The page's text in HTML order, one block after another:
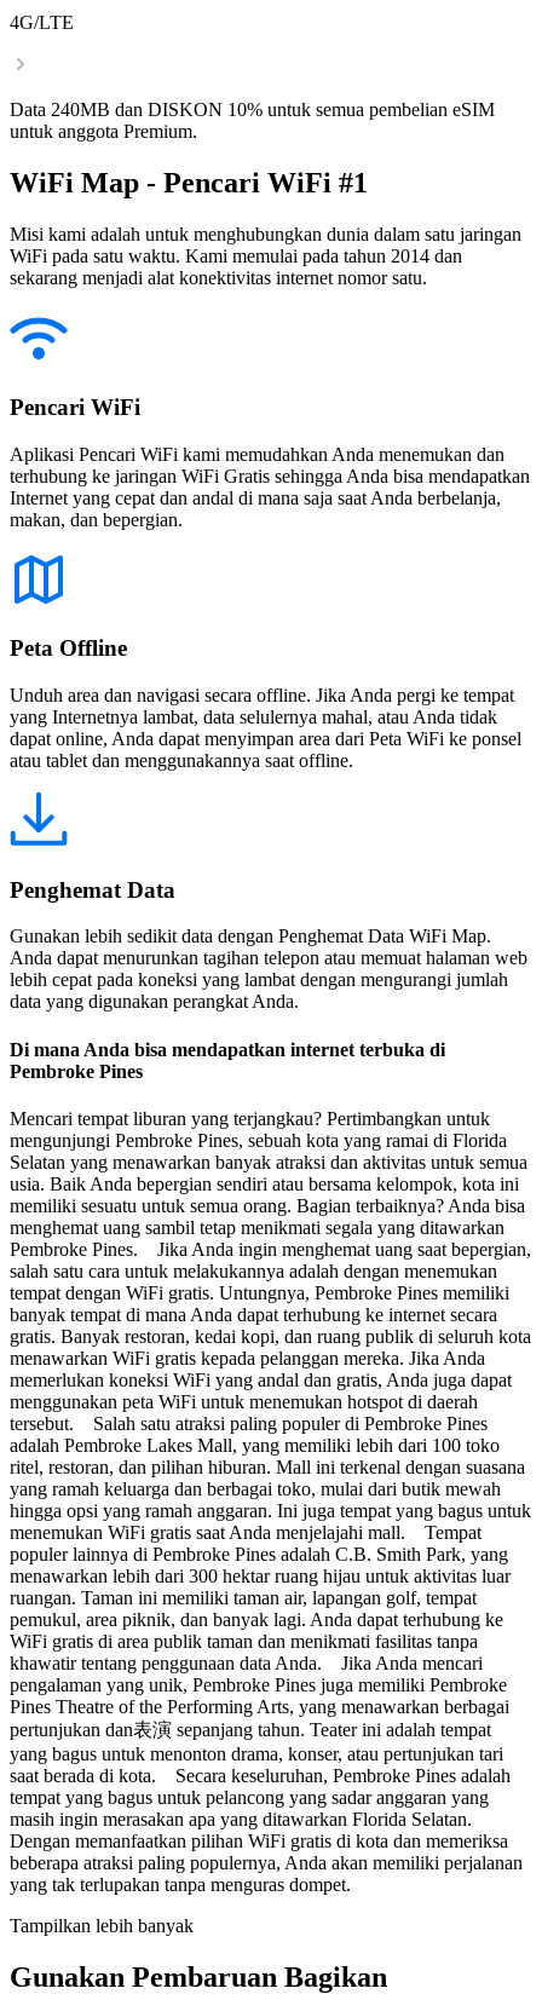
4G/LTE
Data 240MB dan DISKON 10% untuk semua pembelian eSIM
untuk anggota Premium.
WiFi Map - Pencari WiFi #1
Misi kami adalah untuk menghubungkan dunia dalam satu jaringan
WiFi pada satu waktu. Kami memulai pada tahun 2014 dan
sekarang menjadi alat konektivitas internet nomor satu.
Pencari WiFi
Aplikasi Pencari WiFi kami memudahkan Anda menemukan dan
terhubung ke jaringan WiFi Gratis sehingga Anda bisa mendapatkan
Internet yang cepat dan andal di mana saja saat Anda berbelanja,
makan, dan bepergian.
Peta Offline
Unduh area dan navigasi secara offline. Jika Anda pergi ke tempat
yang Internetnya lambat, data selulernya mahal, atau Anda tidak
dapat online, Anda dapat menyimpan area dari Peta WiFi ke ponsel
atau tablet dan menggunakannya saat offline.
Penghemat Data
Gunakan lebih sedikit data dengan Penghemat Data WiFi Map.
Anda dapat menurunkan tagihan telepon atau memuat halaman web
lebih cepat pada koneksi yang lambat dengan mengurangi jumlah
data yang digunakan perangkat Anda.
Di mana Anda bisa mendapatkan internet terbuka di
Pembroke Pines
Mencari tempat liburan yang terjangkau? Pertimbangkan untuk
mengunjungi Pembroke Pines, sebuah kota yang ramai di Florida
Selatan yang menawarkan banyak atraksi dan aktivitas untuk semua
usia. Baik Anda bepergian sendiri atau bersama kelompok, kota ini
memiliki sesuatu untuk semua orang. Bagian terbaiknya? Anda bisa
menghemat uang sambil tetap menikmati segala yang ditawarkan
Pembroke Pines. Jika Anda ingin menghemat uang saat bepergian,
salah satu cara untuk melakukannya adalah dengan menemukan
tempat dengan WiFi gratis. Untungnya, Pembroke Pines memiliki
banyak tempat di mana Anda dapat terhubung ke internet secara
gratis. Banyak restoran, kedai kopi, dan ruang publik di seluruh kota
menawarkan WiFi gratis kepada pelanggan mereka. Jika Anda
memerlukan koneksi WiFi yang andal dan gratis, Anda juga dapat
menggunakan peta WiFi untuk menemukan hotspot di daerah
tersebut. Salah satu atraksi paling populer di Pembroke Pines
adalah Pembroke Lakes Mall, yang memiliki lebih dari 100 toko
ritel, restoran, dan pilihan hiburan. Mall ini terkenal dengan suasana
yang ramah keluarga dan berbagai toko, mulai dari butik mewah
hingga opsi yang ramah anggaran. Ini juga tempat yang bagus untuk
menemukan WiFi gratis saat Anda menjelajahi mall. Tempat
populer lainnya di Pembroke Pines adalah C.B. Smith Park, yang
menawarkan lebih dari 300 hektar ruang hijau untuk aktivitas luar
ruangan. Taman ini memiliki taman air, lapangan golf, tempat
pemukul, area piknik, dan banyak lagi. Anda dapat terhubung ke
WiFi gratis di area publik taman dan menikmati fasilitas tanpa
khawatir tentang penggunaan data Anda. Jika Anda mencari
pengalaman yang unik, Pembroke Pines juga memiliki Pembroke
Pines Theatre of the Performing Arts, yang menawarkan berbagai
pertunjukan dan表演 sepanjang tahun. Teater ini adalah tempat
yang bagus untuk menonton drama, konser, atau pertunjukan tari
saat berada di kota. Secara keseluruhan, Pembroke Pines adalah
tempat yang bagus untuk pelancong yang sadar anggaran yang
masih ingin merasakan apa yang ditawarkan Florida Selatan.
Dengan memanfaatkan pilihan WiFi gratis di kota dan memeriksa
beberapa atraksi paling populernya, Anda akan memiliki perjalanan
yang tak terlupakan tanpa menguras dompet.
Tampilkan lebih banyak
Gunakan Pembaruan Bagikan